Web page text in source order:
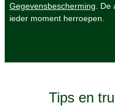
Gegevensbescherming .
ieder moment herroepen.
Tips en